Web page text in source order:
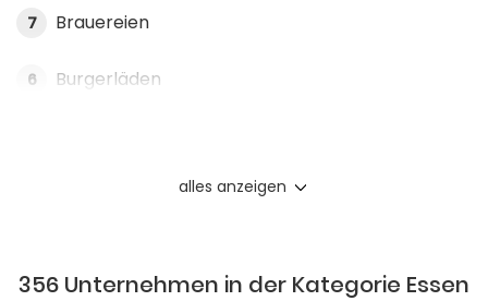
7 Brauereien
6 Burgerläden
alles anzeigen
356 Unternehmen in der Kategorie Essen